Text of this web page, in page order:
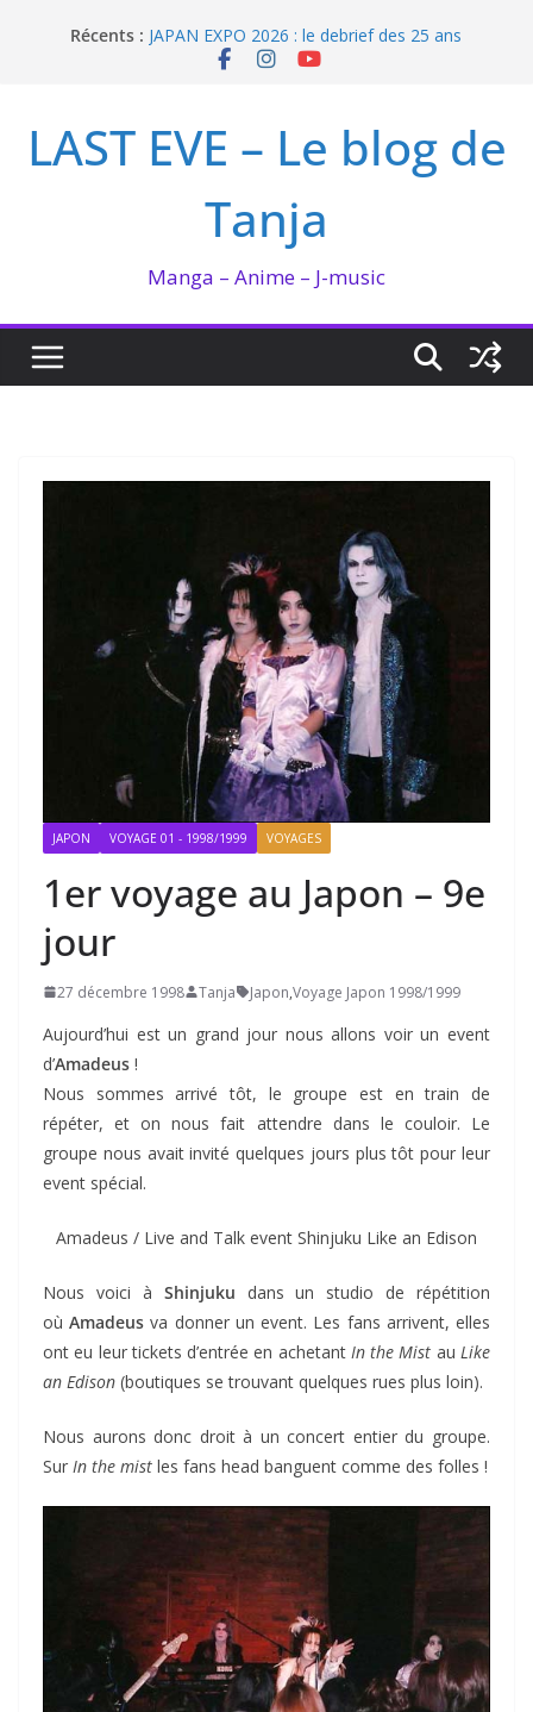
Récents : JAPAN EXPO 2026 : le debrief des 25 ans
Bilan lecture et visionnage de juillet 2026
Enomoto n’est pas un ange
LAST EVE – Le blog de
Tanja
Manga – Anime – J-music
JAPON VOYAGE 01 - 1998/1999 VOYAGES
1er voyage au Japon – 9e
jour
27 décembre 1998 Tanja Japon,Voyage Japon 1998/1999
Aujourd’hui est un grand jour nous allons voir un event
d’Amadeus !
Nous sommes arrivé tôt, le groupe est en train de
répéter, et on nous fait attendre dans le couloir. Le
groupe nous avait invité quelques jours plus tôt pour leur
event spécial.
Amadeus / Live and Talk event Shinjuku Like an Edison
Nous voici à Shinjuku dans un studio de répétition
oùAmadeus va donner un event. Les fans arrivent, elles
ont eu leur tickets d’entrée en achetant In the Mist au Like
an Edison (boutiques se trouvant quelques rues plus loin).
Nous aurons donc droit à un concert entier du groupe.
Sur In the mist les fans head banguent comme des folles !